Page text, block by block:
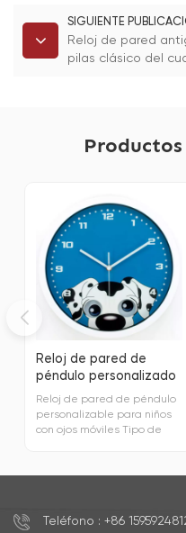
SIGUIENTE
Reloj de pared
pilas clásico del
Reloj de pared de
péndulo personalizado
con ojos de perro en
movimiento
Reloj de pared de péndulo
personalizable para niños
con ojos móviles Tipo de
modelo91159Característica
energíaAlimentado por
Teléfono : +86